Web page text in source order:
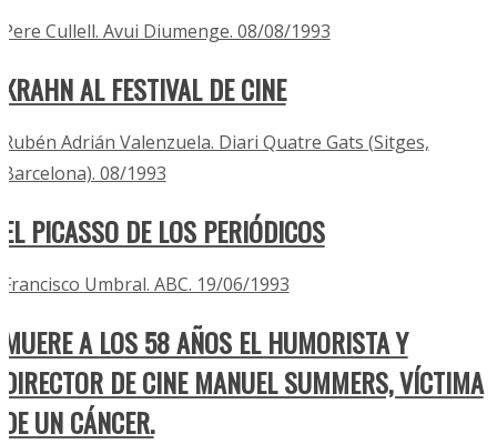
Pere Cullell. Avui Diumenge. 08/08/1993
KRAHN AL FESTIVAL DE CINE
Rubén Adrián Valenzuela. Diari Quatre Gats (Sitges,
Barcelona). 08/1993
EL PICASSO DE LOS PERIÓDICOS
Francisco Umbral. ABC. 19/06/1993
MUERE A LOS 58 AÑOS EL HUMORISTA Y
DIRECTOR DE CINE MANUEL SUMMERS, VÍCTIMA
DE UN CÁNCER.